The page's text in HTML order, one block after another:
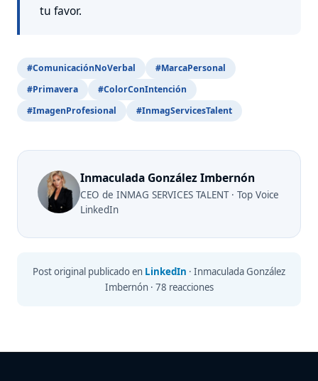
tu favor.
#ComunicaciónNoVerbal
#MarcaPersonal
#Primavera
#ColorConIntención
#ImagenProfesional
#InmagServicesTalent
Inmaculada González Imbernón
CEO de INMAG SERVICES TALENT · Top Voice
LinkedIn
Post original publicado en LinkedIn · Inmaculada González
Imbernón · 78 reacciones